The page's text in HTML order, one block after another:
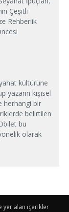
Çeşitli
Rehberlik
kültürüne
yazarın kişisel
herhangi bir
belirtilen
bu
olarak
yer alan içerikler